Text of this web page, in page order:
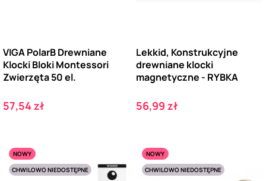
VIGA PolarB Drewniane
Klocki Bloki Montessori
Zwierzęta 50 el.
Cena
57,54 zł
Lekkid, Konstrukcyjne
drewniane klocki
magnetyczne - RYBKA
Cena
56,99 zł
NOWY
CHWILOWO NIEDOSTĘPNE
NOWY
CHWILOWO NIEDOSTĘPNE